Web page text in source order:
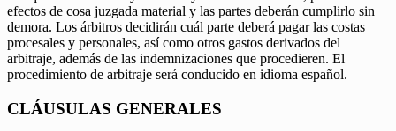
efectos de cosa juzgada material y las partes deberán cumplirlo sin
demora. Los árbitros decidirán cuál parte deberá pagar las costas
procesales y personales, así como otros gastos derivados del
arbitraje, además de las indemnizaciones que procedieren. El
procedimiento de arbitraje será conducido en idioma español.
CLÁUSULAS GENERALES